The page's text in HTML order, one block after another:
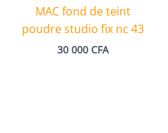
MAC fond de teint
poudre studio fix nc 43
30 000 CFA